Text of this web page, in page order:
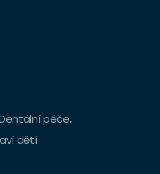
péče,
dětí